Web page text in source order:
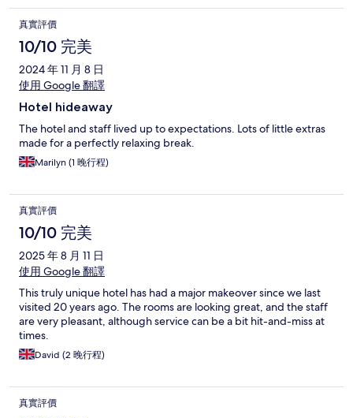
真實評價
10/10 完美
2024 年 11 月 8 日
使用 Google 翻譯
Hotel hideaway
The hotel and staff lived up to expectations. Lots of little extras
made for a perfectly relaxing break.
Marilyn (1 晚行程)
真實評價
10/10 完美
2025 年 8 月 11 日
使用 Google 翻譯
This truly unique hotel has had a major makeover since we last
visited 20 years ago. The rooms are looking great, and the staff
are very pleasant, although service can be a bit hit-and-miss at
times.
David (2 晚行程)
真實評價